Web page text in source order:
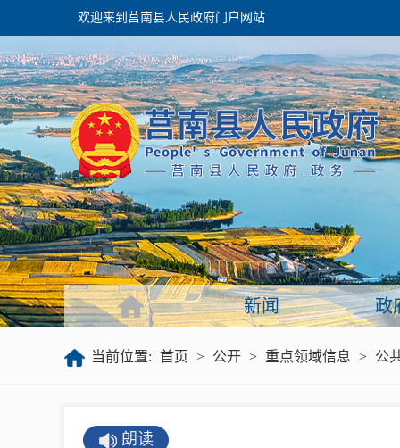
欢迎来到莒南县人民政府门户网站
政府
领导之窗
政府会议
政府工作报告
新闻 政
当前位置: 首页 > 公开 > 重点领域信息 > 公
朗读